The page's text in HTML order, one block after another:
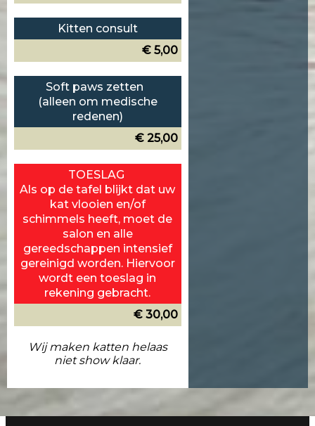
Kitten consult
€ 5,00
Soft paws zetten
(alleen om medische
redenen)
€ 25,00
TOESLAG
Als op de tafel blijkt dat uw
kat vlooien en/of
schimmels heeft, moet de
salon en alle
gereedschappen intensief
gereinigd worden. Hiervoor
wordt een toeslag in
rekening gebracht.
€ 30,00
Wij maken katten helaas
niet show klaar.